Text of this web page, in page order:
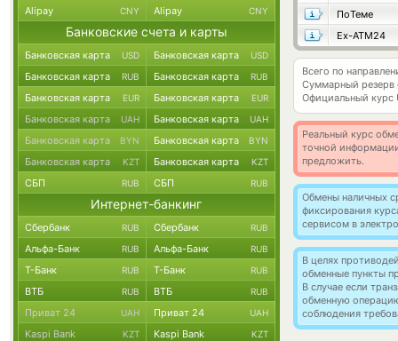
ПоТеме
Ex-ATM24
Всего по
Суммарный резерв
Официальный курс
Реальный курс
точной
предложить.
Обмены наличных
фиксирования
сервисом в
В целях
обменные пункты
В случае если
обменную
соблюдения
Alipay CNY Alipay CNY
Банковские счета и карты
Банковская карта USD Банковская карта USD
Банковская карта RUB Банковская карта RUB
Банковская карта EUR Банковская карта EUR
Банковская карта UAH Банковская карта UAH
Банковская карта BYN Банковская карта BYN
Банковская карта KZT Банковская карта KZT
СБП RUB СБП RUB
Интернет-банкинг
Сбербанк RUB Сбербанк RUB
Альфа-Банк RUB Альфа-Банк RUB
Т-Банк RUB Т-Банк RUB
ВТБ RUB ВТБ RUB
Приват 24 UAH Приват 24 UAH
Kaspi Bank KZT Kaspi Bank KZT